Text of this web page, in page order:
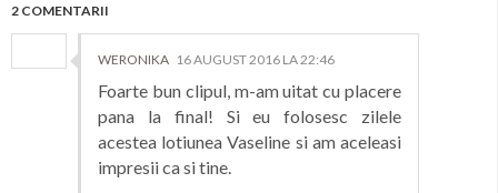
2 COMENTARII
WERONIKA 16 AUGUST 2016 LA 22:46
Foarte bun clipul, m-am uitat cu placere
pana la final! Si eu folosesc zilele
acestea lotiunea Vaseline si am aceleasi
impresii ca si tine.